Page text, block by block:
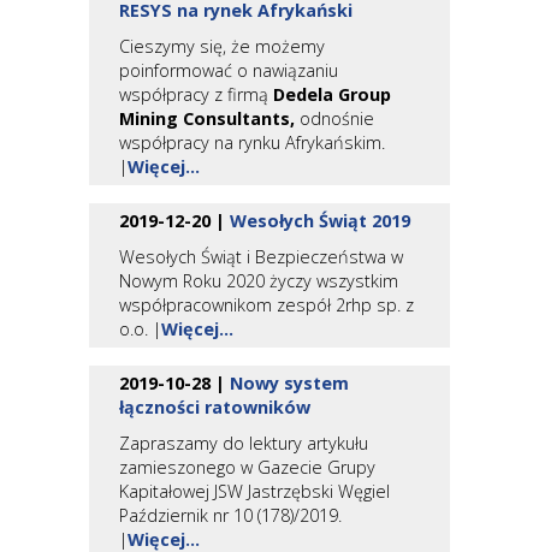
RESYS na rynek Afrykański
Cieszymy się, że możemy
poinformować o nawiązaniu
współpracy z firmą Dedela Group
Mining Consultants, odnośnie
współpracy na rynku Afrykańskim.
|Więcej...
2019-12-20 | Wesołych Świąt 2019
Wesołych Świąt i Bezpieczeństwa w
Nowym Roku 2020 życzy wszystkim
współpracownikom zespół 2rhp sp. z
o.o. |Więcej...
2019-10-28 | Nowy system
łączności ratowników
Zapraszamy do lektury artykułu
zamieszonego w Gazecie Grupy
Kapitałowej JSW Jastrzębski Węgiel
Październik nr 10 (178)/2019.
|Więcej...